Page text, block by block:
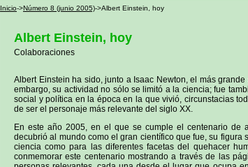
Inicio->Número 8 (junio 2005)->Albert Einstein, hoy
Albert Einstein, hoy
Colaboraciones
Albert Einstein ha sido, junto a Isaac Newton, el más
embargo, su actividad no sólo se limitó a la ciencia; fue
social y política en la época en la que vivió, circunstacias
de ser el personaje más relevante del siglo XX.
En este año 2005, en el que se cumple el centenario de
decubrió al mundo como el gran científico que fue, su figura
ciencia como para las diferentes facetas del quehacer
conmemorar este centenario mostrando a través de las